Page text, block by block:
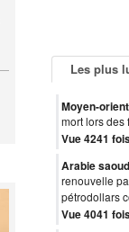
Les plus
Moyen-
mort lors
Vue 4241
Arabie
renouvelle
pétrodollars
Vue 4041